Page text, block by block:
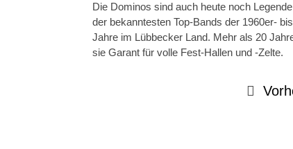
Die Dominos sind auch heute noch
der bekanntesten Top-Bands der 1960er-
Jahre im Lübbecker Land. Mehr als 20
sie Garant für volle Fest-Hallen und -Zelte.